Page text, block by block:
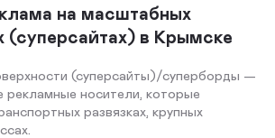
на масштабных
(суперсайтах) в Крымске
(суперсайты)/суперборды —
носители, которые
развязках, крупных